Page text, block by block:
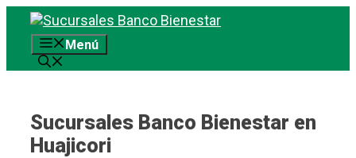
Saltar
contenidoMenú
Sucursales Banco Bienestar en
Huajicori